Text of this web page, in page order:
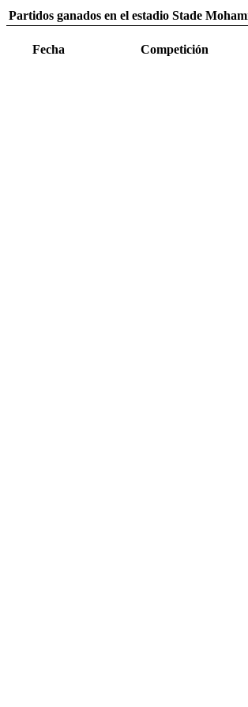
Partidos ganados en el estadio Stade
Fecha Competición